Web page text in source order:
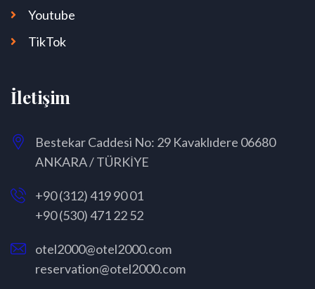
Youtube
TikTok
İletişim
Bestekar Caddesi No: 29 Kavaklıdere 06680
ANKARA / TÜRKİYE
+90 (312) 419 90 01
+90 (530) 471 22 52
otel2000@otel2000.com
reservation@otel2000.com